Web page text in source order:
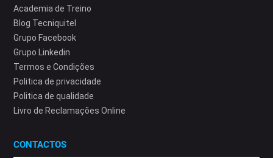
Academia de Treino
Blog Tecniquitel
Grupo Facebook
Grupo Linkedin
Termos e Condições
Politica de privacidade
Politica de qualidade
Livro de Reclamações Online
CONTACTOS